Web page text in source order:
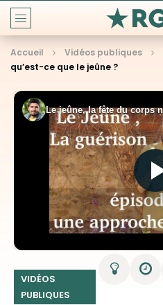
Accueil Vidéos publiques
qu’est-ce que le jeûne ?
VIDÉOS
PUBLIQUES